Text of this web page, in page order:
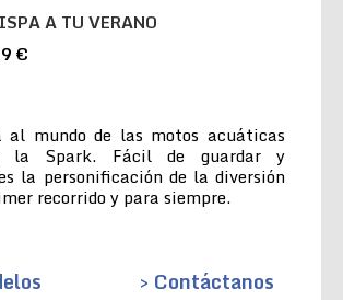
A TU VERANO
€
al mundo de las motos acuáticas
la Spark. Fácil de guardar y
la personificación de la diversión
recorrido y para siempre.
> Contáctanos